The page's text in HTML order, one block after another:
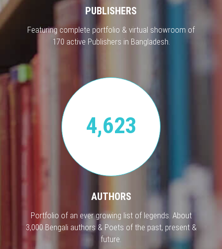
PUBLISHERS
Featuring complete portfolio & virtual showroom of
170 active Publishers in Bangladesh.
4,623
AUTHORS
Portfolio of an ever growing list of legends. About
3,000 Bengali authors & Poets of the past, present &
future.